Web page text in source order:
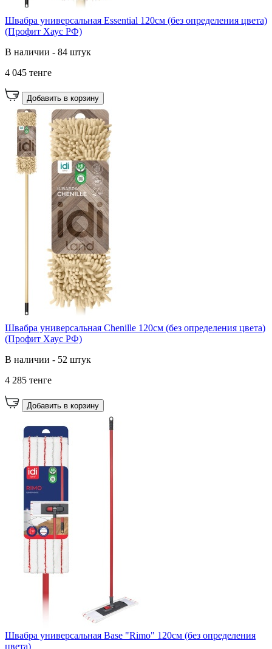
Швабра универсальная Essential 120см (без определения цвета)
(Профит Хаус РФ)
В наличии - 84 штук
4 045 тенге
Добавить в корзину
Швабра универсальная Chenille 120см (без определения цвета)
(Профит Хаус РФ)
В наличии - 52 штук
4 285 тенге
Добавить в корзину
Швабра универсальная Base "Rimo" 120см (без определения
цвета)